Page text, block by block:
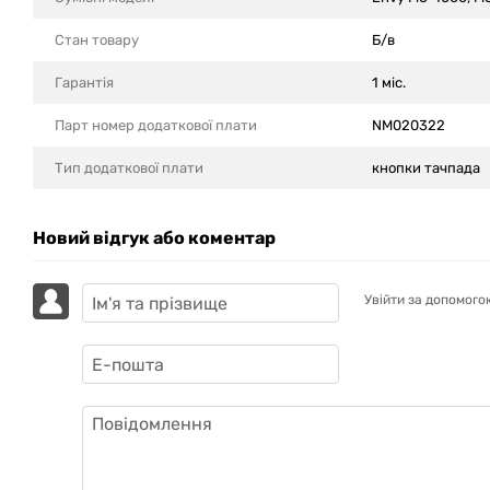
Стан товару Б/в
Гарантія 1 міс.
Парт номер додаткової плати NM020322
Тип додаткової плати кнопки тачпада
Новий відгук або коментар
Увійти за